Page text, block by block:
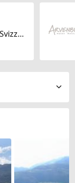
Senza glutine, Italiana, Svizzera